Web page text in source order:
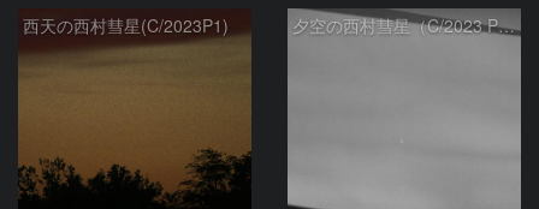
西天の西村彗星(C/2023P1) 夕空の西村彗星（C/2023 P1）